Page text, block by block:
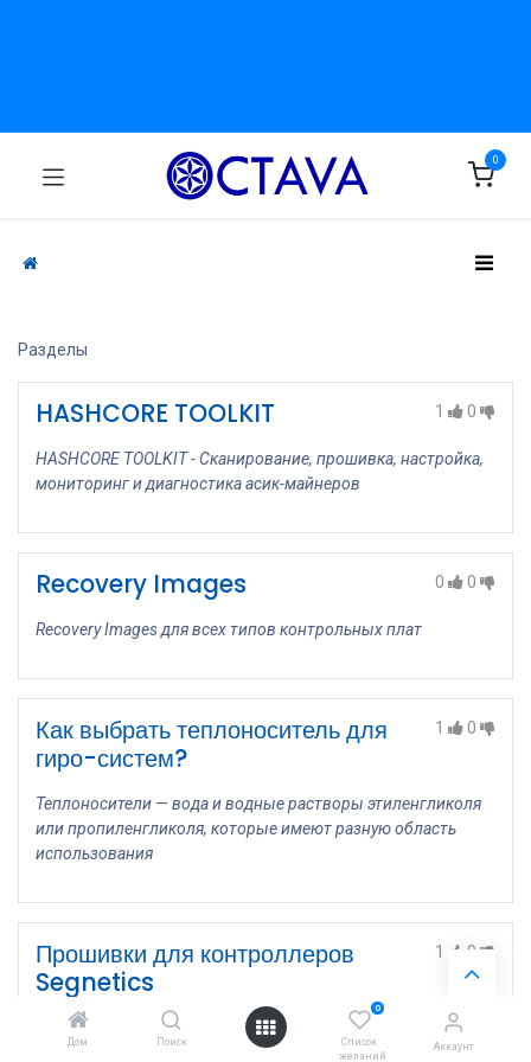
Дом Поиск
0
Список
желаний
Аккаунт
0
Разделы
1 0
HASHCORE TOOLKIT
HASHCORE TOOLKIT - Сканирование, прошивка, настройка,
мониторинг и диагностика асик-майнеров
0 0
Recovery Images
Recovery Images для всех типов контрольных плат
1 0
Как выбрать теплоноситель для
гиро-систем?
Теплоносители — вода и водные растворы этиленгликоля
или пропиленгликоля, которые имеют разную область
использования
1 0
Прошивки для контроллеров
Segnetics
Прошивки контроллеров Segnetics